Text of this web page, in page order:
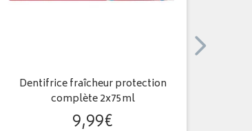
Dentifrice fraîcheur protection
complète 2x75ml
9,99€